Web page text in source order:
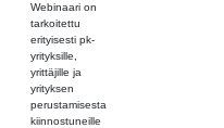
Webinaari on
tarkoitettu
erityisesti pk-
yrityksille,
yrittäjille ja
yrityksen
perustamisesta
kiinnostuneille